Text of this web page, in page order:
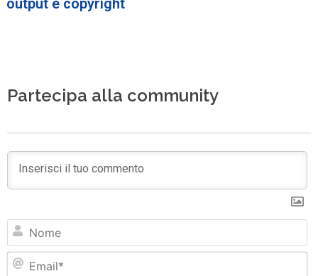
output e copyright
Partecipa alla community